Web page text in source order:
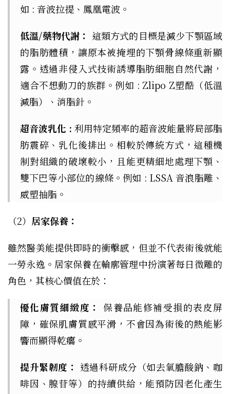
如 : 音波拉提、鳳凰電波。
低溫/藥物代謝： 這類方式的目標是減少下顎區域
的脂肪體積，讓原本被掩埋的下顎骨線條重新顯
露。透過非侵入式技術誘導脂肪細胞自然代謝，
適合不想動刀的族群。例如 : Zlipo Z塑酷（低溫
減脂）、消脂針。
超音波乳化 : 利用特定頻率的超音波能量將局部脂
肪震碎、乳化後排出。相較於傳統方式，這種機
制對組織的破壞較小，且能更精細地處理下顎、
雙下巴等小部位的線條。例如 : LSSA 音浪脂雕、
威塑抽脂。
（2） 居家保養：
雖然醫美能提供即時的衝擊感，但並不代表術後就能
一勞永逸。居家保養在輪廓管理中扮演著每日微雕的
角色，其核心價值在於：
優化膚質細緻度：
保養品能修補受損的表皮屏
障，確保肌膚質感平滑，不會因為術後的熱能影
響而顯得乾癟。
提升緊韌度： 透過科研成分（如去氧膽酸鈉、咖
啡因、腺苷等）的持續供給，能預防因老化產生